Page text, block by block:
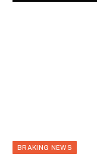
BRAKING NEWS